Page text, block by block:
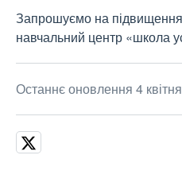
Запрошуємо на підвищення
навчальний центр «школа
Останнє оновлення 4